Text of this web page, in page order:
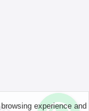
experience and